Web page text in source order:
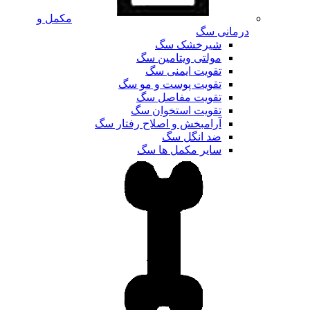
مکمل و
درمانی سگ
شیرخشک سگ
مولتی ویتامین سگ
تقویت ایمنی سگ
تقویت پوست و مو سگ
تقویت مفاصل سگ
تقویت استخوان سگ
آرامبخش و اصلاح رفتار سگ
ضد انگل سگ
سایر مکمل ها سگ